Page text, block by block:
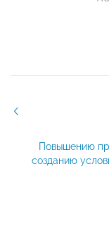
Повышению
созданию